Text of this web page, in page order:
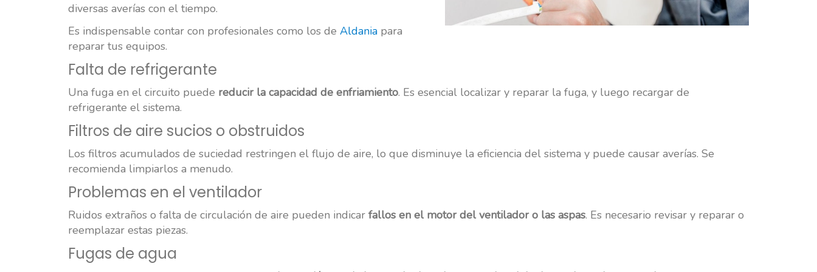
diversas averías con el tiempo.
Es indispensable contar con profesionales como los de Aldania para
reparar tus equipos.
Falta de refrigerante
Una fuga en el circuito puede reducir la capacidad de enfriamiento. Es esencial localizar y reparar la fuga, y luego recargar de
refrigerante el sistema.
Filtros de aire sucios o obstruidos
Los filtros acumulados de suciedad restringen el flujo de aire, lo que disminuye la eficiencia del sistema y puede causar averías. Se
recomienda limpiarlos a menudo.
Problemas en el ventilador
Ruidos extraños o falta de circulación de aire pueden indicar fallos en el motor del ventilador o las aspas. Es necesario revisar y reparar o
reemplazar estas piezas.
Fugas de agua